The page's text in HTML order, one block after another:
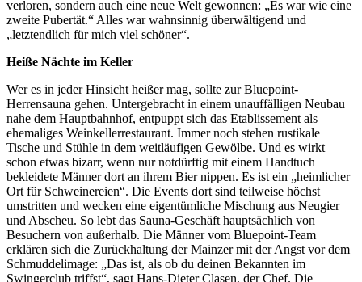
verloren, sondern auch eine neue Welt gewonnen: „Es war wie eine
zweite Pubertät.“ Alles war wahnsinnig überwältigend und
„letztendlich für mich viel schöner“.
Heiße Nächte im Keller
Wer es in jeder Hinsicht heißer mag, sollte zur Bluepoint-
Herrensauna gehen. Untergebracht in einem unauffälligen Neubau
nahe dem Hauptbahnhof, entpuppt sich das Etablissement als
ehemaliges Weinkellerrestaurant. Immer noch stehen rustikale
Tische und Stühle in dem weitläufigen Gewölbe. Und es wirkt
schon etwas bizarr, wenn nur notdürftig mit einem Handtuch
bekleidete Männer dort an ihrem Bier nippen. Es ist ein „heimlicher
Ort für Schweinereien“. Die Events dort sind teilweise höchst
umstritten und wecken eine eigentümliche Mischung aus Neugier
und Abscheu. So lebt das Sauna-Geschäft hauptsächlich von
Besuchern von außerhalb. Die Männer vom Bluepoint-Team
erklären sich die Zurückhaltung der Mainzer mit der Angst vor dem
Schmuddelimage: „Das ist, als ob du deinen Bekannten im
Swingerclub triffst“, sagt Hans-Dieter Clasen, der Chef. Die